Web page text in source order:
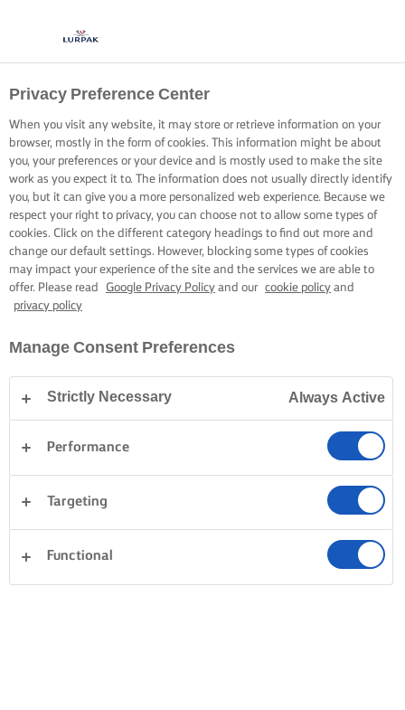
Privacy Preference Center
When you visit any website, it may store or retrieve information on your
browser, mostly in the form of cookies. This information might be about
you, your preferences or your device and is mostly used to make the site
work as you expect it to. The information does not usually directly identify
you, but it can give you a more personalized web experience. Because we
respect your right to privacy, you can choose not to allow some types of
cookies. Click on the different category headings to find out more and
change our default settings. However, blocking some types of cookies
may impact your experience of the site and the services we are able to
offer. Please read
Google Privacy Policy and our cookie policy and
privacy policy
Manage Consent Preferences
Strictly Necessary Always Active
Performance
Targeting
Functional